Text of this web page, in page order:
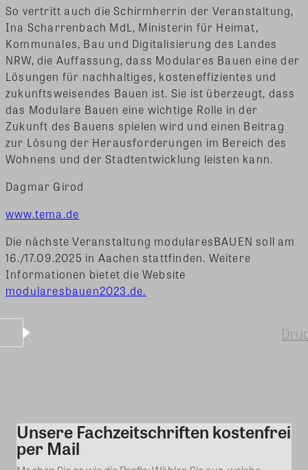
So vertritt auch die Schirmherrin der Veranstaltung,
Ina Scharrenbach MdL, Ministerin für Heimat,
Kommunales, Bau und Digitalisierung des Landes
NRW, die Auffassung, dass Modulares Bauen eine der
Lösungen für nachhaltiges, kosteneffizientes und
zukunftsweisendes Bauen ist. Sie ist überzeugt, dass
das Modulare Bauen eine wichtige Rolle in der
Zukunft des Bauens spielen wird und einen Beitrag
zur Lösung der Herausforderungen im Bereich des
Wohnens und der Stadtentwicklung leisten kann.
Dagmar Girod
www.tema.de
Die nächste Veranstaltung modularesBAUEN soll am
16./17.09.2025 in Aachen stattfinden. Weitere
Informationen bietet die Website
modularesbauen2023.de.
Kommentar
Unsere Fachzeitschriften kostenfrei
per Mail